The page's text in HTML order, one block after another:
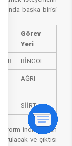
başka birisi
Görev
Yeri
BİNGÖL
AĞRI
SİİRT
form indirildikten
ve çıktısı